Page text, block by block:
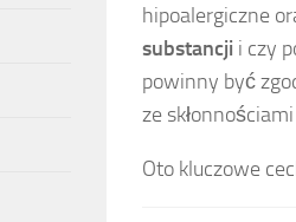
hipoalergiczne
substancji i czy
powinny być
ze
Oto kluczowe